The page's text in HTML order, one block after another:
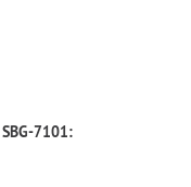
7101: